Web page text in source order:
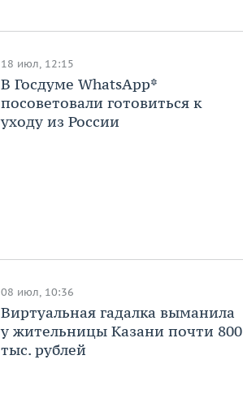
18 июл, 12:15
В Госдуме WhatsApp*
посоветовали готовиться к
уходу из России
08 июл, 10:36
Виртуальная гадалка выманила
у жительницы Казани почти 800
тыс. рублей